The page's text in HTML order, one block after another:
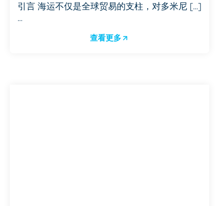
引言 海运不仅是全球贸易的支柱，对多米尼 […]
…
查看更多